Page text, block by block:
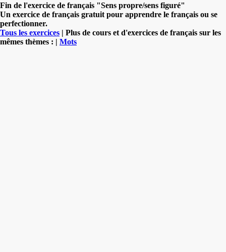
Fin de l'exercice de français "Sens propre/sens figuré"
Un exercice de français gratuit pour apprendre le français ou se
perfectionner.
Tous les exercices | Plus de cours et d'exercices de français sur les
mêmes thèmes : | Mots